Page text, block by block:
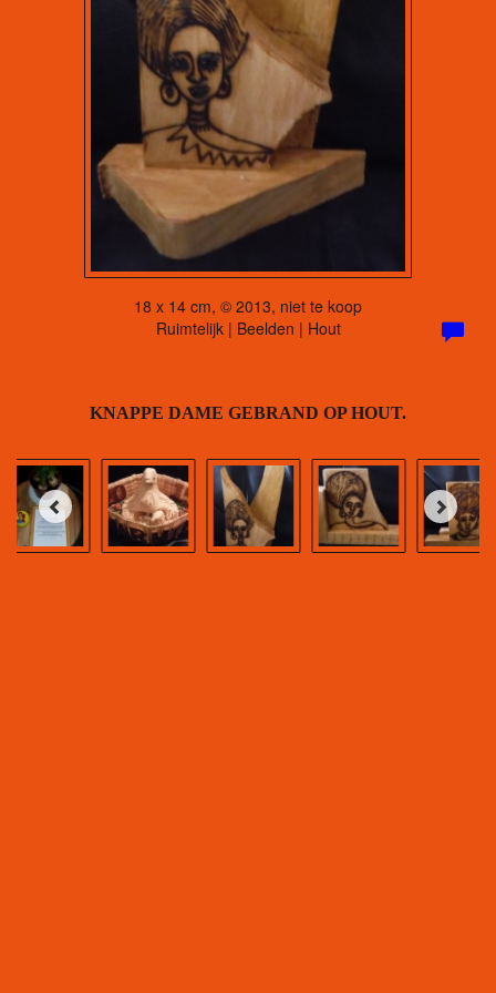
18 x 14 cm, © 2013, niet te koop
Ruimtelijk | Beelden | Hout
KNAPPE DAME GEBRAND OP HOUT.